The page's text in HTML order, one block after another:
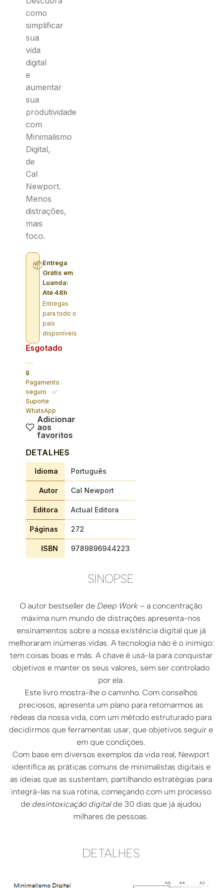
como
simplificar
sua
vida
digital
e
aumentar
sua
produtividade
com
Minimalismo
Digital,
de
Cal
Newport.
Menos
distrações,
mais
foco.
📦Entrega
Grátis em
Luanda:
Até 48h
Entregas
para todo o
país
disponíveis
Esgotado
🔒
Pagamento
seguro ✅
Suporte
WhatsApp
Adicionar
aos
favoritos
DETALHES
Idioma Português
Autor Cal Newport
Editora Actual Editora
Páginas 272
ISBN 9789896944223
SINOPSE
O autor bestseller de Deep Work – a concentração
máxima num mundo de distrações apresenta-nos
ensinamentos sobre a nossa existência digital que já
melhoraram inúmeras vidas. A tecnologia não é o inimigo:
tem coisas boas e más. A chave é usá-la para conquistar
objetivos e manter os seus valores, sem ser controlado
por ela.
Este livro mostra-lhe o caminho. Com conselhos
preciosos, apresenta um plano para retomarmos as
rédeas da nossa vida, com um método estruturado para
decidirmos que ferramentas usar, que objetivos seguir e
em que condições.
Com base em diversos exemplos da vida real, Newport
identifica as práticas comuns de minimalistas digitais e
as ideias que as sustentam, partilhando estratégias para
integrá-las na sua rotina, começando com um processo
de desintoxicação digitalde 30 dias que já ajudou
milhares de pessoas.
DETALHES